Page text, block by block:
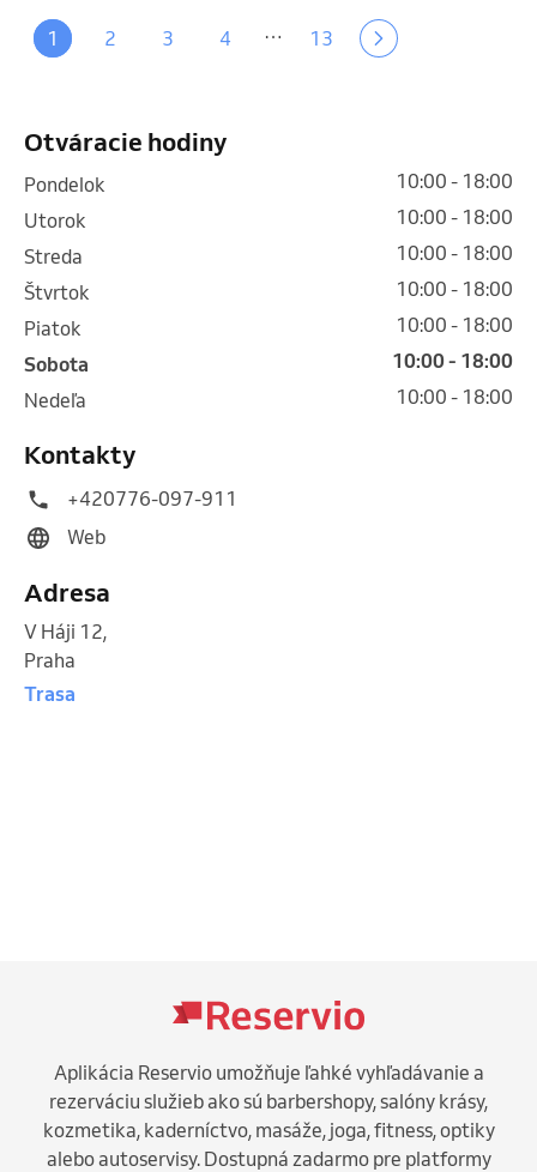
1 2 3 4 … 13
Otváracie hodiny
pondelok
10:00 - 18:00
utorok
10:00 - 18:00
streda
10:00 - 18:00
štvrtok
10:00 - 18:00
piatok
10:00 - 18:00
sobota
10:00 - 18:00
nedeľa
10:00 - 18:00
Kontakty
+420776-097-911
Web
Adresa
V Háji 12,
Praha
Trasa
Aplikácia Reservio umožňuje ľahké vyhľadávanie a
rezerváciu služieb ako sú barbershopy, salóny krásy,
kozmetika, kaderníctvo, masáže, joga, fitness, optiky
alebo autoservisy. Dostupná zadarmo pre platformy